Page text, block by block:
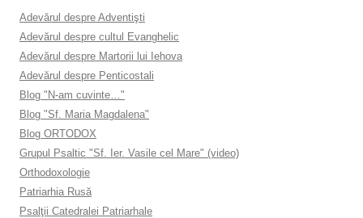
Adevărul despre Adventişti
Adevărul despre cultul Evanghelic
Adevărul despre Martorii lui Iehova
Adevărul despre Penticostali
Blog "N-am cuvinte…"
Blog "Sf. Maria Magdalena"
Blog ORTODOX
Grupul Psaltic "Sf. Ier. Vasile cel Mare" (video)
Orthodoxologie
Patriarhia Rusă
Psalţii Catedralei Patriarhale